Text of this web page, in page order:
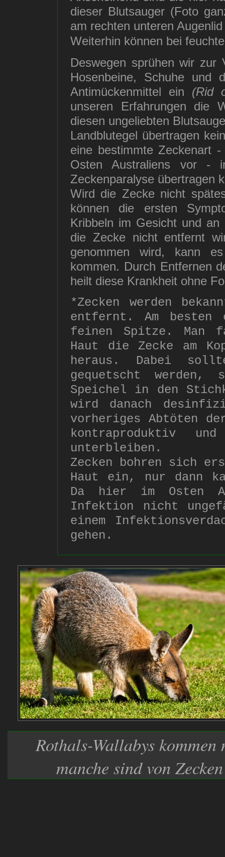
dieser Blutsauger (Foto
am rechten unteren
Weiterhin können bei
Deswegen sprühen wir zur
Hosenbeine, Schuhe und
Antimückenmittel ein (Rid
unseren Erfahrungen die
diesen ungeliebten
Landblutegel übertragen
eine bestimmte Zeckenart
Osten Australiens vor -
Zeckenparalyse übertragen
Wird die Zecke nicht
können die ersten
Kribbeln im Gesicht und
die Zecke nicht entfernt
genommen wird, kann
kommen. Durch Entfernen
heilt diese Krankheit ohne
*Zecken werden
entfernt. Am
feinen Spitze.
Haut die Zecke am
heraus. Dabei
gequetscht werden,
Speichel in den
wird danach
vorheriges Abtöten
kontraproduktiv
unterbleiben.
Zecken bohren sich
Haut ein, nur dann
Da hier im Osten
Infektion nicht
einem
gehen.
Rothals-Wallabys
manche sind von